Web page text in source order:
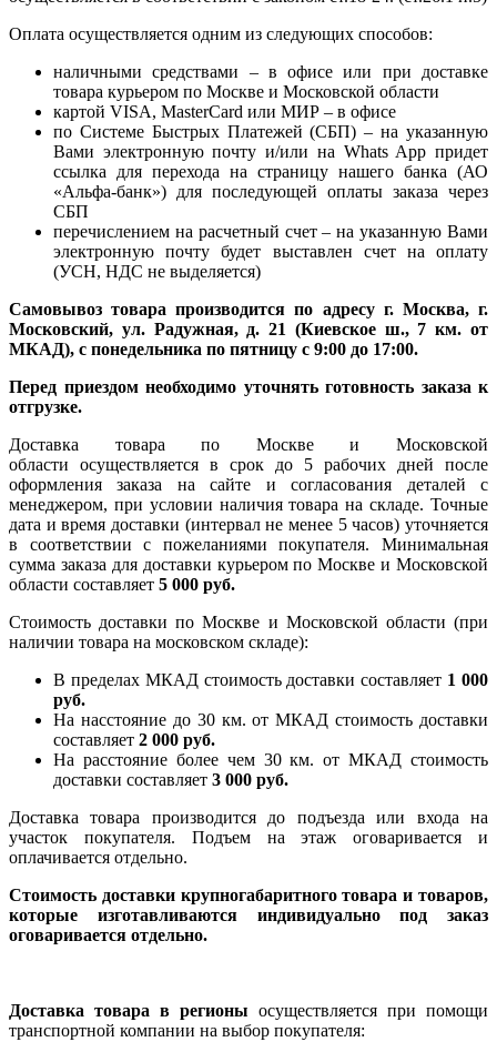
Оплата осуществляется одним из следующих способов:
наличными средствами – в офисе или при доставке
товара курьером по Москве и Московской области
картой VISA, MasterCard или МИР – в офисе
по Системе Быстрых Платежей (СБП) – на указанную
Вами электронную почту и/или на Whats App придет
ссылка для перехода на страницу нашего банка (АО
«Альфа-банк») для последующей оплаты заказа через
СБП
перечислением на расчетный счет – на указанную Вами
электронную почту будет выставлен счет на оплату
(УСН, НДС не выделяется)
Самовывоз товара производится по адресу г. Москва, г.
Московский, ул. Радужная, д. 21 (Киевское ш., 7 км. от
МКАД), с понедельника по пятницу с 9:00 до 17:00.
Перед приездом необходимо уточнять готовность заказа к
отгрузке.
Доставка товара по Москве и Московской
области осуществляется в срок до 5 рабочих дней после
оформления заказа на сайте и согласования деталей с
менеджером, при условии наличия товара на складе. Точные
дата и время доставки (интервал не менее 5 часов) уточняется
в соответствии с пожеланиями покупателя. Минимальная
сумма заказа для доставки курьером по Москве и Московской
области составляет 5 000 руб.
Стоимость доставки по Москве и Московской области (при
наличии товара на московском складе):
В пределах МКАД стоимость доставки составляет 1 000
руб.
На насcтояние до 30 км. от МКАД стоимость доставки
составляет 2 000 руб.
На расстояние более чем 30 км. от МКАД стоимость
доставки составляет 3 000 руб.
Доставка товара производится до подъезда или входа на
участок покупателя. Подъем на этаж оговаривается и
оплачивается отдельно.
Стоимость доставки крупногабаритного товара и товаров,
которые изготавливаются индивидуально под заказ
оговаривается отдельно.
Доставка товара в регионы осуществляется при помощи
транспортной компании на выбор покупателя: